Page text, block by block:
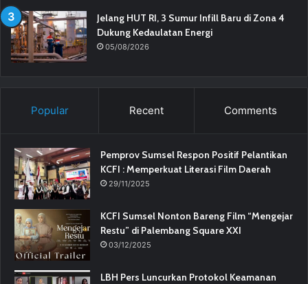
Jelang HUT RI, 3 Sumur Infill Baru di Zona 4
Dukung Kedaulatan Energi
05/08/2026
Popular Recent Comments
Pemprov Sumsel Respon Positif Pelantikan
KCFI : Memperkuat Literasi Film Daerah
29/11/2025
KCFI Sumsel Nonton Bareng Film “Mengejar
Restu” di Palembang Square XXI
03/12/2025
LBH Pers Luncurkan Protokol Keamanan